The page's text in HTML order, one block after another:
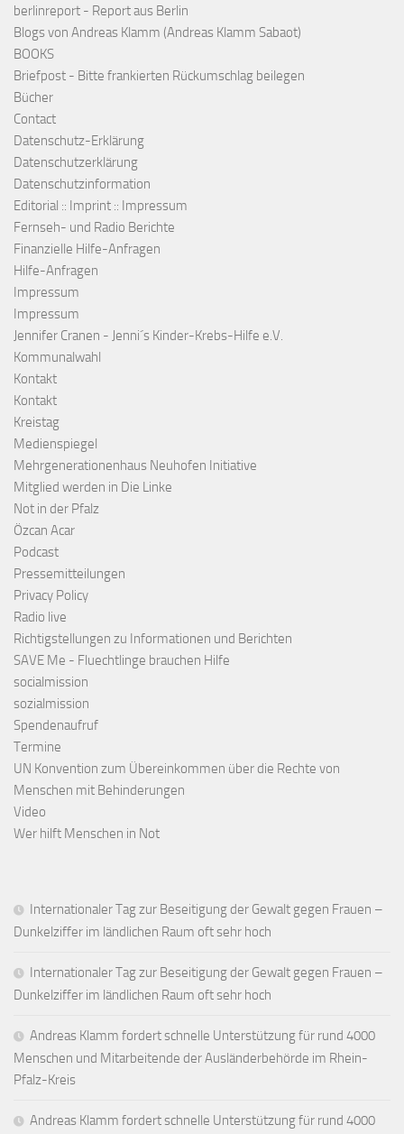
berlinreport - Report aus Berlin
Blogs von Andreas Klamm (Andreas Klamm Sabaot)
BOOKS
Briefpost - Bitte frankierten Rückumschlag beilegen
Bücher
Contact
Datenschutz-Erklärung
Datenschutzerklärung
Datenschutzinformation
Editorial :: Imprint :: Impressum
Fernseh- und Radio Berichte
Finanzielle Hilfe-Anfragen
Hilfe-Anfragen
Impressum
Impressum
Jennifer Cranen - Jenni´s Kinder-Krebs-Hilfe e.V.
Kommunalwahl
Kontakt
Kontakt
Kreistag
Medienspiegel
Mehrgenerationenhaus Neuhofen Initiative
Mitglied werden in Die Linke
Not in der Pfalz
Özcan Acar
Podcast
Pressemitteilungen
Privacy Policy
Radio live
Richtigstellungen zu Informationen und Berichten
SAVE Me - Fluechtlinge brauchen Hilfe
socialmission
sozialmission
Spendenaufruf
Termine
UN Konvention zum Übereinkommen über die Rechte von
Menschen mit Behinderungen
Video
Wer hilft Menschen in Not
Internationaler Tag zur Beseitigung der Gewalt gegen Frauen –
Dunkelziffer im ländlichen Raum oft sehr hoch
Internationaler Tag zur Beseitigung der Gewalt gegen Frauen –
Dunkelziffer im ländlichen Raum oft sehr hoch
Andreas Klamm fordert schnelle Unterstützung für rund 4000
Menschen und Mitarbeitende der Ausländerbehörde im Rhein-
Pfalz-Kreis
Andreas Klamm fordert schnelle Unterstützung für rund 4000